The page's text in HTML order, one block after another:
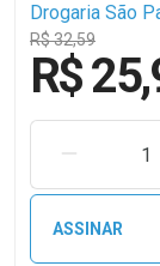
Drogaria São
R$ 32,59
R$
ASSINAR